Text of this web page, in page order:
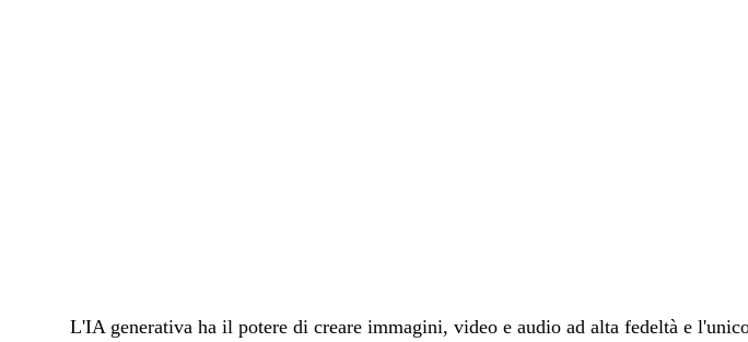
L'IA generativa ha il potere di creare immagini, video e audio ad alta fedeltà e